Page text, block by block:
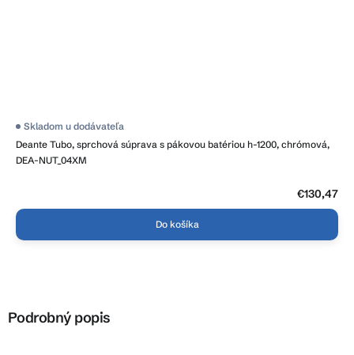
Deante Tubo, sprchová súprava s pákovou batériou h-1200, chrómová,
DEA-NUT_04XM
Skladom u dodávateľa
€130,47
Do košíka
Podrobný popis